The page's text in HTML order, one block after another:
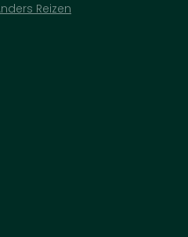
Reizen